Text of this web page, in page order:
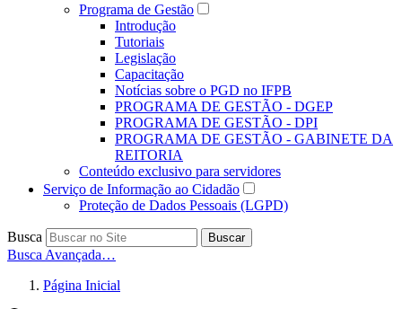
Programa de Gestão
Introdução
Tutoriais
Legislação
Capacitação
Notícias sobre o PGD no IFPB
PROGRAMA DE GESTÃO - DGEP
PROGRAMA DE GESTÃO - DPI
PROGRAMA DE GESTÃO - GABINETE DA
REITORIA
Conteúdo exclusivo para servidores
Serviço de Informação ao Cidadão
Proteção de Dados Pessoais (LGPD)
Busca Buscar
Busca Avançada…
Página Inicial